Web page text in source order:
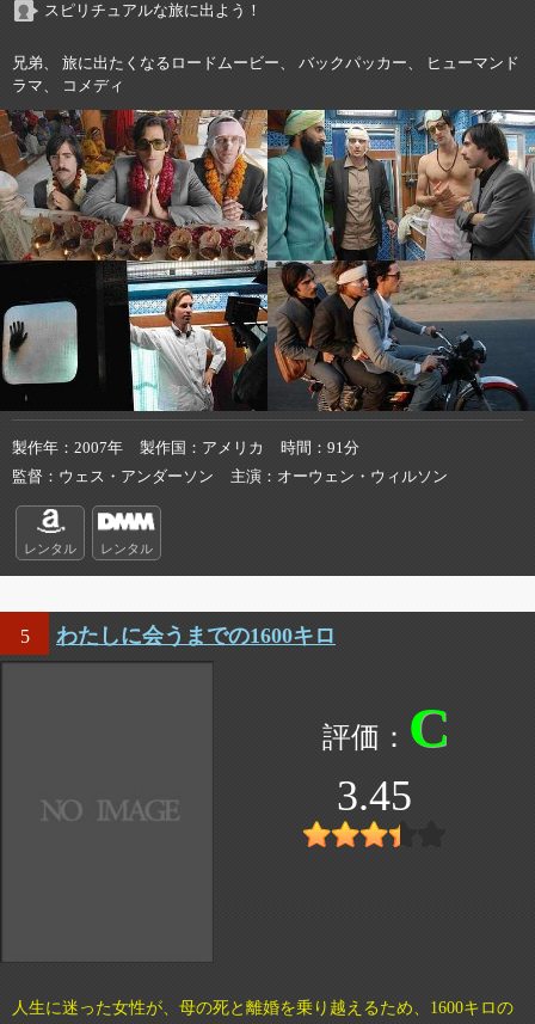
スピリチュアルな旅に出よう！
兄弟、 旅に出たくなるロードムービー、 バックパッカー、 ヒューマンド
ラマ、 コメディ
製作年 2007年 製作国 アメリカ 時間
91分
監督
ウェス・アンダーソン 主演 オーウェン・ウィルソン
レンタル レンタル
5 わたしに会うまでの1600キロ
C
3.45
人生に迷った女性が、母の死と離婚を乗り越えるため、1600キロの